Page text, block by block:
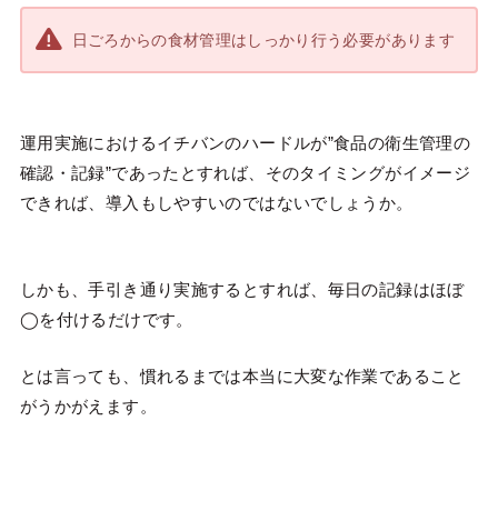
日ごろからの食材管理はしっかり行う必要があります
運用実施におけるイチバンのハードルが”食品の衛生管理の
確認・記録”であったとすれば、そのタイミングがイメージ
できれば、導入もしやすいのではないでしょうか。
しかも、手引き通り実施するとすれば、毎日の記録はほぼ
◯を付けるだけです。
とは言っても、慣れるまでは本当に大変な作業であること
がうかがえます。